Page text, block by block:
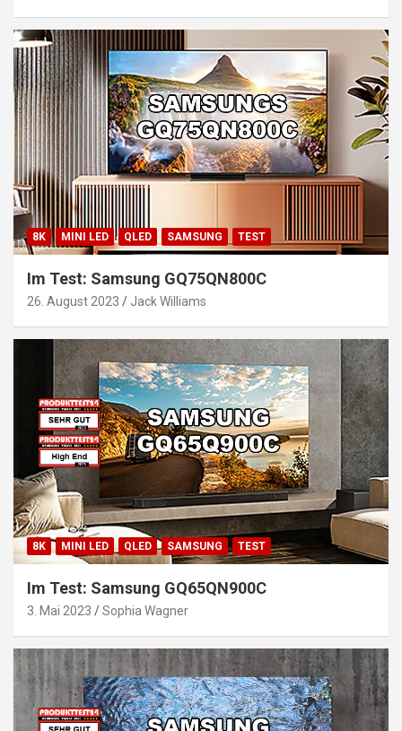
8K MINI LED QLED SAMSUNG TEST
Im Test: Samsung GQ75QN800C
26. August 2023 Jack Williams
8K MINI LED QLED SAMSUNG TEST
Im Test: Samsung GQ65QN900C
3. Mai 2023 Sophia Wagner